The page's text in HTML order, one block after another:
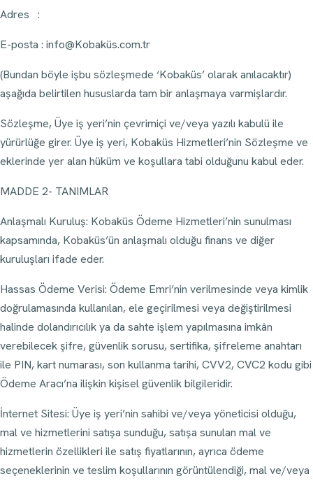
Adres :
E-posta : info@Kobaküs.com.tr
(Bundan böyle işbu sözleşmede ‘Kobaküs’ olarak anılacaktır)
aşağıda belirtilen hususlarda tam bir anlaşmaya varmişlardır.
Sözleşme, Üye iş yeri’nin çevrimiçi ve/veya yazılı kabulü ile
yürürlüğe girer. Üye iş yeri, Kobaküs Hizmetleri’nin Sözleşme ve
eklerinde yer alan hüküm ve koşullara tabi olduğunu kabul eder.
MADDE 2- TANIMLAR
Anlaşmalı Kuruluş: Kobaküs Ödeme Hizmetleri’nin sunulması
kapsamında, Kobaküs’ün anlaşmalı olduğu finans ve diğer
kuruluşları ifade eder.
Hassas Ödeme Verisi: Ödeme Emri’nin verilmesinde veya kimlik
doğrulamasında kullanılan, ele geçirilmesi veya değiştirilmesi
halinde dolandırıcılık ya da sahte işlem yapılmasına imkân
verebilecek şifre, güvenlik sorusu, sertifika, şifreleme anahtarı
ile PIN, kart numarası, son kullanma tarihi, CVV2, CVC2 kodu gibi
Ödeme Aracı’na ilişkin kişisel güvenlik bilgileridir.
İnternet Sitesi: Üye iş yeri’nin sahibi ve/veya yöneticisi olduğu,
mal ve hizmetlerini satışa sunduğu, satışa sunulan mal ve
hizmetlerin özellikleri ile satış fiyatlarının, ayrıca ödeme
seçeneklerinin ve teslim koşullarının görüntülendiği, mal ve/veya